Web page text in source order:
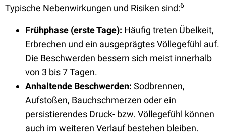
Typische Nebenwirkungen und Risiken sind:6
Frühphase (erste Tage): Häufig treten Übelkeit,
Erbrechen und ein ausgeprägtes Völlegefühl auf.
Die Beschwerden bessern sich meist innerhalb
von 3 bis 7 Tagen.
Anhaltende Beschwerden: Sodbrennen,
Aufstoßen, Bauchschmerzen oder ein
persistierendes Druck- bzw. Völlegefühl können
auch im weiteren Verlauf bestehen bleiben.